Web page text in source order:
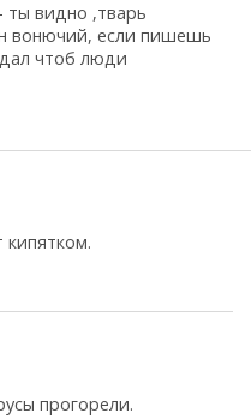
видно ,тварь
вонючий, если пишешь
чтоб люди
кипятком.
прогорели.